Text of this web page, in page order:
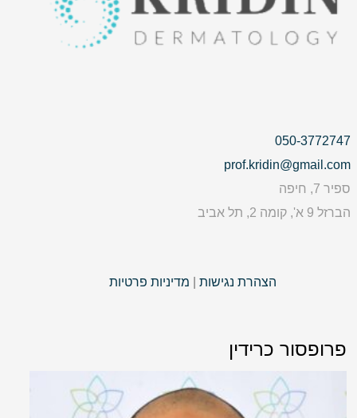
050-3772747
prof.kridin@gmail.com
ספיר 7, חיפה
הברזל 9 א', קומה 2, תל אביב
הצהרת נגישות מדיניות פרטיות
פרופסור כרידין